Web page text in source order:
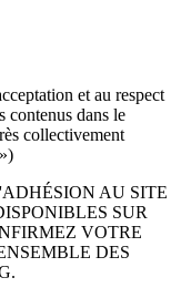
et au respect
contenus dans le
collectivement
AU SITE
SUR
VOTRE
DES